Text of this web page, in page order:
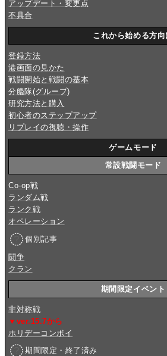
アップデート・変更点
不具合
これから始める方向
登録方法
港画面の見かた
戦闘開始と戦闘の基本
分艦隊(グループ)
研究方法と購入
初心者のステップアップ
リプレイの視聴・操作
ゲームモード
常設戦闘モード
Co-op戦
ランダム戦
ランク戦
オペレーション
個別記事
闘争
クラン
期間限定イベント
非対称戦
▼ver.15.7から
ホリデーコンボイ
期間限定・終了済み